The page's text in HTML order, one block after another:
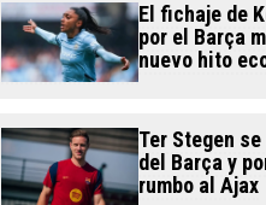
El fichaje de
por el Barça
nuevo hito
Ter Stegen
del Barça y
rumbo al Ajax